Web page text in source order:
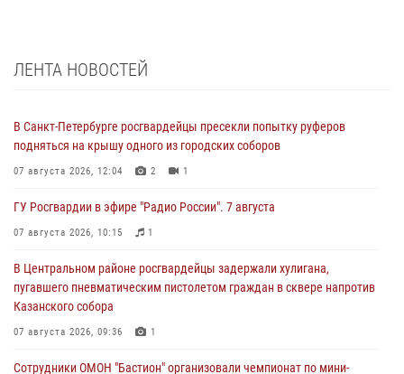
ЛЕНТА НОВОСТЕЙ
В Санкт-Петербурге росгвардейцы пресекли попытку руферов
подняться на крышу одного из городских соборов
07 августа 2026, 12:04 2 1
ГУ Росгвардии в эфире "Радио России". 7 августа
07 августа 2026, 10:15 1
В Центральном районе росгвардейцы задержали хулигана,
пугавшего пневматическим пистолетом граждан в сквере напротив
Казанского собора
07 августа 2026, 09:36 1
Сотрудники ОМОН "Бастион" организовали чемпионат по мини-